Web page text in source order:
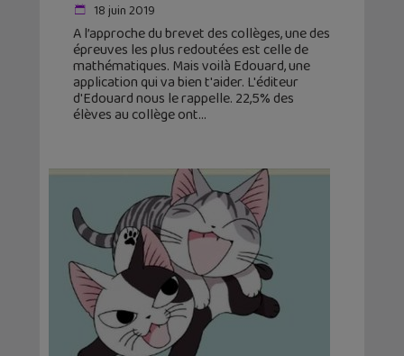
18 juin 2019
A l’approche du brevet des collèges, une des
épreuves les plus redoutées est celle de
mathématiques. Mais voilà Edouard, une
application qui va bien t'aider. L'éditeur
d'Edouard nous le rappelle. 22,5% des
élèves au collège ont